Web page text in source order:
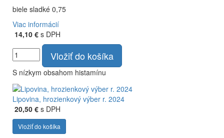
biele sladké 0,75
Viac informácií
14,10 € s DPH
Vložiť do košíka
S nízkym obsahom histamínu
Lipovina, hrozienkový výber r. 2024
20,50 € s DPH
Vložiť do košíka